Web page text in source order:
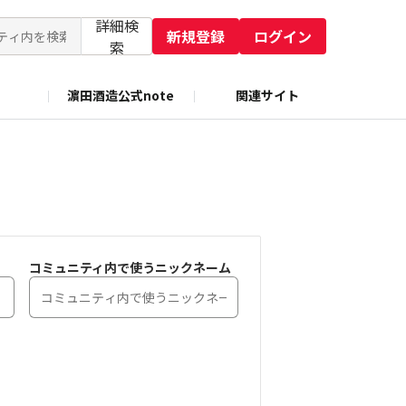
詳細検
索
新規登録 ログイン
濵田酒造公式note 関連サイト
コミュニティ内で使うニックネーム